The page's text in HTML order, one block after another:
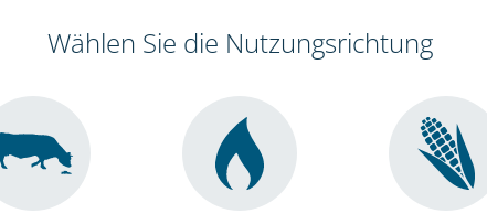
Wählen Sie die Nutzungsrichtung